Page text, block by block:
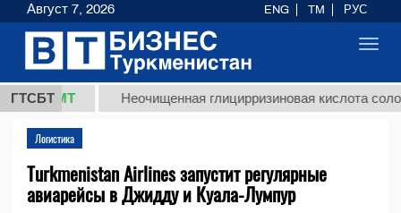
ГТСБТ
ТМТ Неочищенная глицирризиновая кислота
Логистика
Turkmenistan Airlines запустит регулярные
авиарейсы в Джидду и Куала-Лумпур
Август 7, 2026 ENG TM РУС